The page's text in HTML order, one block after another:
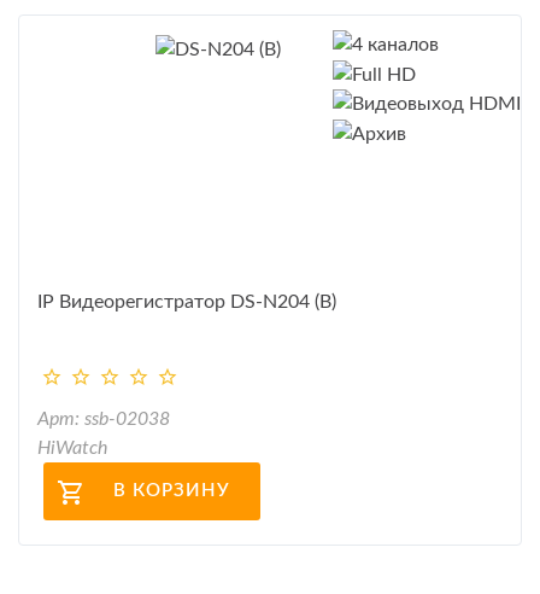
IP Видеорегистратор DS-N204 (B)
Арт: ssb-02038
HiWatch
В КОРЗИНУ